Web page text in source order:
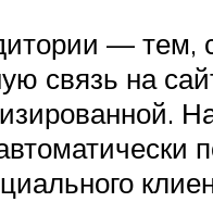
—
связь на